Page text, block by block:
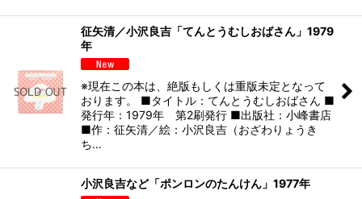
征矢清／小沢良吉「てんとうむしおばさん」1979
年
※現在この本は、絶版もしくは重版未定となって
おります。 ■タイトル：てんとうむしおばさん ■
発行年：1979年 第2刷発行 ■出版社：小峰書店
■作：征矢清／絵：小沢良吉（おざわりょうき
ち…
小沢良吉など「ポンロンのたんけん」1977年